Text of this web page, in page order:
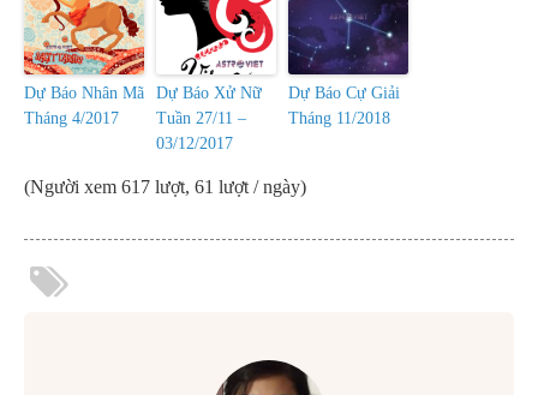
Dự Báo Nhân Mã
Tháng 4/2017
Dự Báo Xử Nữ
Tuần 27/11 –
03/12/2017
Dự Báo Cự Giải
Tháng 11/2018
(Người xem 617 lượt, 61 lượt / ngày)